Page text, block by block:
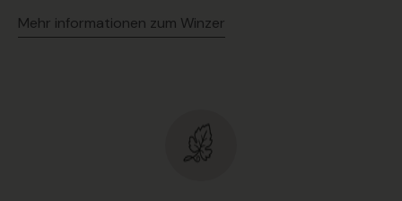
Mehr informationen zum Winzer